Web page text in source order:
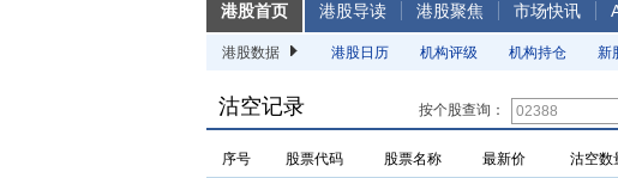
港股首页 港股导读 港股聚焦 市场快讯
港股数据 港股日历 机构评级 机构持仓 新
沽空记录 按个股查询：
序号 股票代码 股票名称 最新价 沽空数